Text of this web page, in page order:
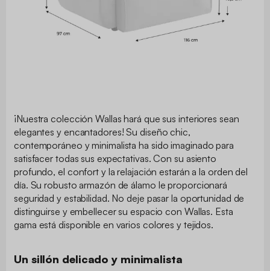
¡Nuestra colección Wallas hará que sus interiores sean
elegantes y encantadores! Su diseño chic,
contemporáneo y minimalista ha sido imaginado para
satisfacer todas sus expectativas. Con su asiento
profundo, el confort y la relajación estarán a la orden del
día. Su robusto armazón de álamo le proporcionará
seguridad y estabilidad. No deje pasar la oportunidad de
distinguirse y embellecer su espacio con Wallas. Esta
gama está disponible en varios colores y tejidos.
Un sillón delicado y minimalista